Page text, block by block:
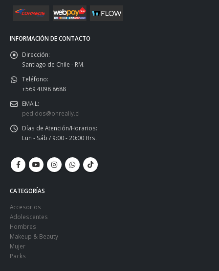
INFORMACIÓN DE CONTACTO
Dirección:
Santiago de Chile - RM.
Teléfono:
+569 4098 8688
EMAIL:
pedidos@ohreally.cl
Días de Atención/Horarios:
Lun - Sáb / 9:00 - 20:00 Hrs.
CATEGORÍAS
Accesorios
Adolescentes
Hombres
Makeup & Beauty
Mujer
Packs